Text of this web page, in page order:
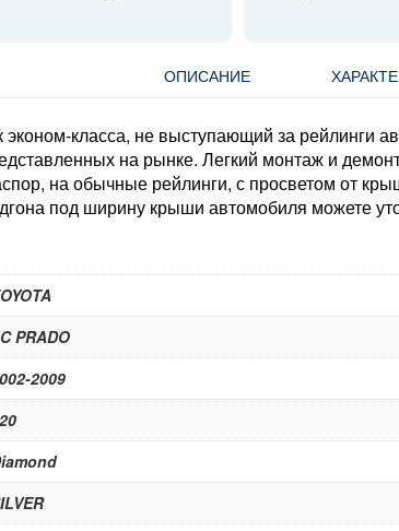
ОПИСАНИЕ
класса, не выступающий за рейлинги
на рынке. Легкий монтаж и
на обычные рейлинги, с просветом от
под ширину крыши автомобиля можете
PRADO
2009